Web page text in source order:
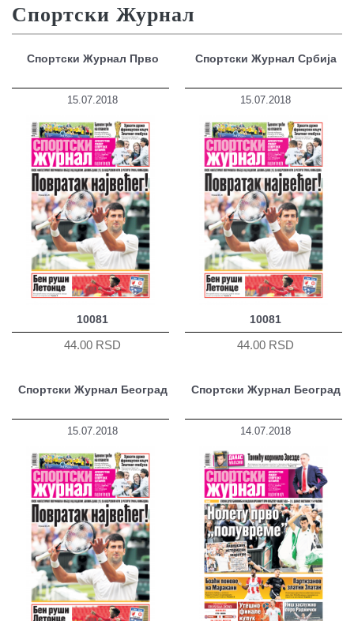
Спортски Журнал
Спортски Журнал Прво
15.07.2018
10081
44.00 RSD
Спортски Журнал Србија
15.07.2018
10081
44.00 RSD
Спортски Журнал Београд
15.07.2018
Спортски Журнал Београд
14.07.2018